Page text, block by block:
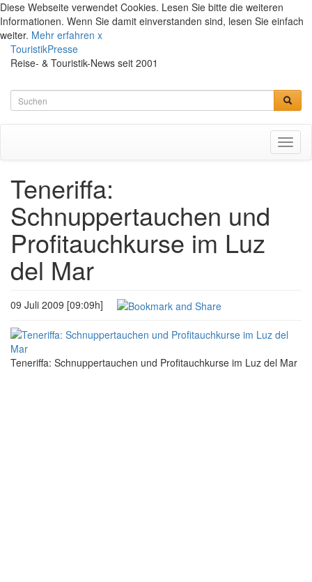
Diese Webseite verwendet Cookies. Lesen Sie bitte die weiteren
Informationen. Wenn Sie damit einverstanden sind, lesen Sie einfach
weiter. Mehr erfahren x
TouristikPresse
Reise- & Touristik-News seit 2001
Teneriffa:
Schnuppertauchen und
Profitauchkurse im Luz
del Mar
09 Juli 2009 [09:09h]
Teneriffa: Schnuppertauchen und Profitauchkurse im Luz del Mar